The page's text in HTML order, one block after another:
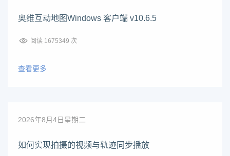
奥维互动地图Windows 客户端 v10.6.5
阅读 1675349 次
查看更多
2026年8月4日星期二
如何实现拍摄的视频与轨迹同步播放